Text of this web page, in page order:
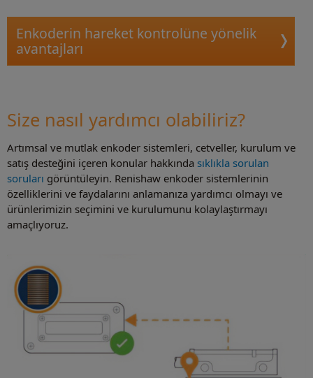
Enkoderin hareket kontrolüne yönelik
avantajları
Size nasıl yardımcı olabiliriz?
Artımsal ve mutlak enkoder sistemleri, cetveller, kurulum ve
satış desteğini içeren konular hakkında sıklıkla sorulan
soruları görüntüleyin. Renishaw enkoder sistemlerinin
özelliklerini ve faydalarını anlamanıza yardımcı olmayı ve
ürünlerimizin seçimini ve kurulumunu kolaylaştırmayı
amaçlıyoruz.